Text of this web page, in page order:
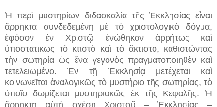
Ἡ περὶ μυστηρίων διδασκαλία τῆς Ἐκκλησίας εἶναι
ἄρρηκτα συνδεδεμένη μὲ τὸ χριστολογικὸ δόγμα,
ἐφόσον ἐν Χριστῷ ἑνώθηκαν ἀρρήτως καὶ
ὑποστατικῶς τὸ κτιστὸ καὶ τὸ ἄκτιστο, καθιστώντας
τὴν σωτηρία ὡς ἕνα γεγονὸς πραγματοποιηθὲν καὶ
τετελειωμένο. Ἐν τῇ Ἐκκλησίᾳ μετέχεται καὶ
κοινωνεῖται ἀναλογικῶς τὸ μυστήριο τῆς σωτηρίας, τὸ
ὁποῖο δωρίζεται μυστηριακῶς ἐκ τῆς Κεφαλῆς. Ἡ
ἄρρηκτη αὐτὴ σχέση Χριστοῦ – Ἐκκλησίας –